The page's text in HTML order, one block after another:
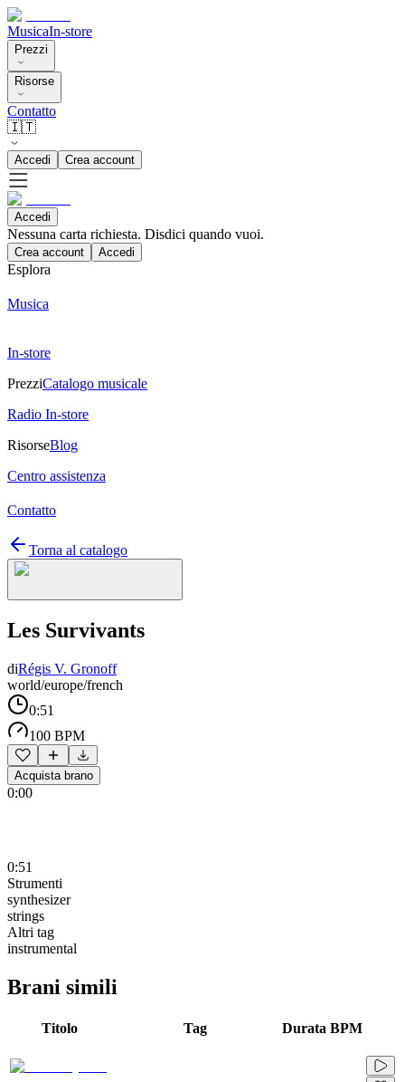
MusicaIn-store
Prezzi
Risorse
Contatto
🇮🇹
Accedi Crea account
Accedi
Nessuna carta richiesta. Disdici quando vuoi.
Crea account Accedi
Esplora
Musica
In-store
PrezziCatalogo musicale
Radio In-store
RisorseBlog
Centro assistenza
Contatto
Torna al catalogo
Les Survivants
diRégis V. Gronoff
world/europe/french
0:51
100 BPM
Acquista brano
0:00
0:51
Strumenti
synthesizer
strings
Altri tag
instrumental
Brani simili
Titolo Tag Durata BPM